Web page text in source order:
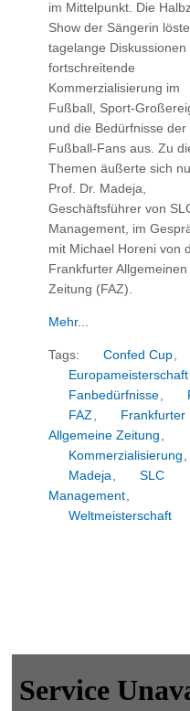
im Mittelpunkt. Die
Show der Sängerin löste
tagelange Diskussionen
fortschreitende
Kommerzialisierung im
Fußball, Sport-
und die Bedürfnisse der
Fußball-Fans aus. Zu
Themen äußerte sich
Prof. Dr. Madeja,
Geschäftsführer von
Management, im
mit Michael Horeni von
Frankfurter Allgemeinen
Zeitung (FAZ).
Mehr...
Tags: Confed Cup
Europameisterschaft
Fanbedürfnisse
FAZ
Frankfurter
Allgemeine Zeitung
Kommerzialisierung
Madeja
SLC
Management
Weltmeisterschaft